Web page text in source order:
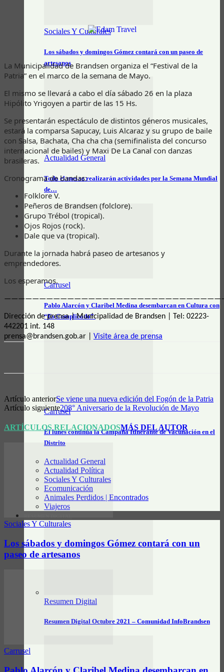
Sociales Y Culturales
Los sábados y domingos Gómez contará con un paseo de
artesanos
Actualidad General
Todo el mes se realizarán actividades por la Semana Mundial
de…
Carrusel
Pablo Alarcón y Claribel Medina desembarcan en Cultura con
“Es Complicado”
Carrusel
El lunes continúa la Campaña Itinerante de Vacunación en el
Distrito
Actualidad General
Actualidad Política
Sociales Y Culturales
Ecomunicación
Animales Perdidos | Encontrados
Viajeros
Resumen Digital
Resumen Digital Octubre 2021 – Comunidad InfoBrandsen
La Municipalidad de Brandsen organiza el “Festival de la
Patria” en el marco de la semana de Mayo.
El mismo se llevará a cabo el día sábado 26 en la plaza
Hipólito Yrigoyen a partir de las 15 Hs.
Se presentarán espectáculo de distintos géneros musicales,
estará la comparsa Sapucay, Luis Alcaraz y su grupo de baile
con Salsa, Bachata, Cha cha cha (semifinalista del concurso
internacional de bailes) y Maxi De La Canal con danzas
brasileras.
Cronograma de bandas:
Folklore V.
Peñeros de Brandsen (folclore).
Grupo Trébol (tropical).
Ojos Rojos (rock).
Dale que va (tropical).
Durante la jornada habrá paseo de artesanos y
emprendedores.
Los esperamos.
Dirección de prensa | Municipalidad de Brandsen | Tel: 02223-
442201 int. 148
prensa@brandsen.gob.ar | Visite área de prensa
Artículo anteriorSe viene una nueva edición del Fogón de la Patria
Artículo siguiente208° Aniversario de la Revolución de Mayo
ARTÍCULOS RELACIONADOSMÁS DEL AUTOR
Sociales Y Culturales
Los sábados y domingos Gómez contará con un
paseo de artesanos
Carrusel